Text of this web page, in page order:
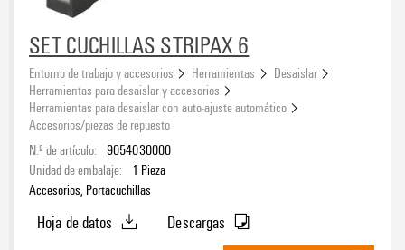
SET CUCHILLAS STRIPAX 6
Entorno de trabajo y accesorios Herramientas
Desaislar
Herramientas para desaislar y accesorios
Herramientas para desaislar con auto-ajuste automático
Accesorios/piezas de repuesto
N.º de artículo: 9054030000
Unidad de embalaje:
1 Pieza
Accesorios, Portacuchillas
Hoja de datos
Descargas